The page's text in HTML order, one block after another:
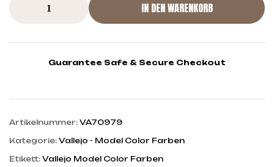
IN DEN WARENKORB
Guarantee Safe & Secure Checkout
Artikelnummer: VA70979
Kategorie: Vallejo - Model Color Farben
Etikett: Vallejo Model Color Farben